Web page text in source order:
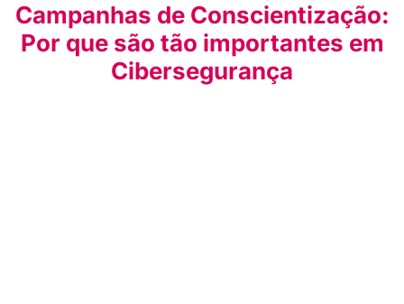
Campanhas de Conscientização:
Por que são tão importantes em
Cibersegurança